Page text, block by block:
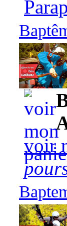
95,00 euros
voir